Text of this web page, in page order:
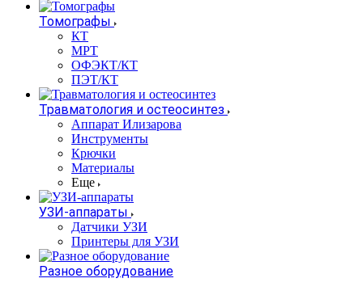
Томографы
КТ
МРТ
ОФЭКТ/КТ
ПЭТ/КТ
Травматология и остеосинтез
Аппарат Илизарова
Инструменты
Крючки
Материалы
Еще
УЗИ-аппараты
Датчики УЗИ
Принтеры для УЗИ
Разное оборудование